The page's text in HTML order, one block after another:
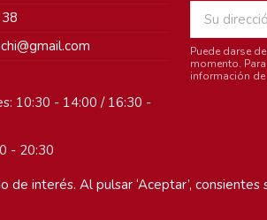
10:30 - 14:00 / 16:30 -
- 20:30
Puede darse
momento.
información
interés. Al pulsar ‘Aceptar’, consientes